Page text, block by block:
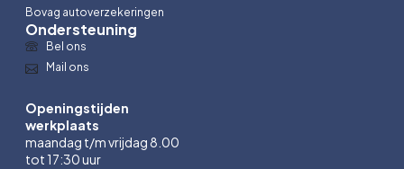
Bovag autoverzekeringen
Ondersteuning
Bel ons
Mail ons
Openingstijden
werkplaats
maandag t/m vrijdag 8.00
tot 17:30 uur